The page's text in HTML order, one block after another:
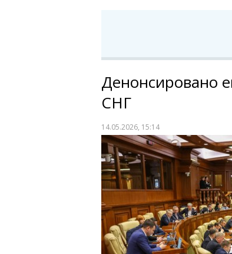
Денонсировано
СНГ
14.05.2026, 15:14